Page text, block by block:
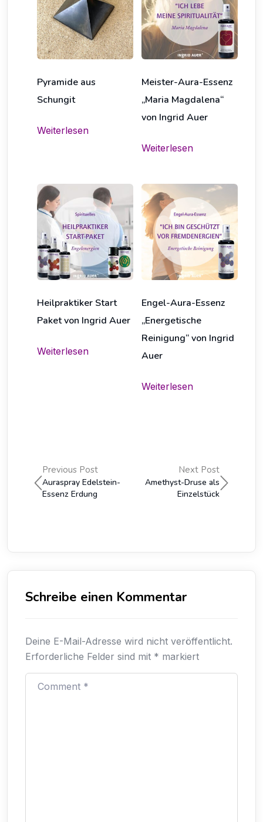
Pyramide aus
Schungit
Weiterlesen
Meister-Aura-Essenz
„Maria Magdalena“
von Ingrid Auer
Weiterlesen
Heilpraktiker Start
Paket von Ingrid Auer
Weiterlesen
Engel-Aura-Essenz
„Energetische
Reinigung“ von Ingrid
Auer
Weiterlesen
Previous Post
Auraspray Edelstein-
Essenz Erdung
Next Post
Amethyst-Druse als
Einzelstück
Schreibe einen Kommentar
Deine E-Mail-Adresse wird nicht veröffentlicht.
Erforderliche Felder sind mit * markiert